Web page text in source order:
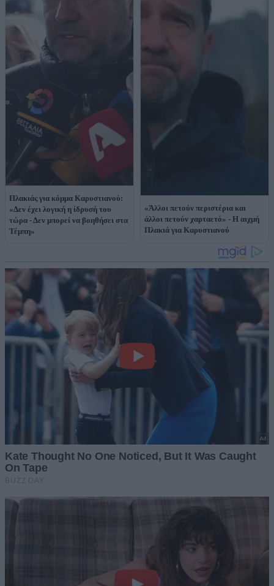
Πλακιάς για κόμμα Καρυστιανού:
«Δεν έχει λογική η ίδρυσή του
τώρα - Δεν μπορεί να βοηθήσει στα
Τέμπη»
«Άλλοι πετούν περιστέρια και
άλλοι πετούν χαρταετό» - Η αιχμή
Πλακιά για Καρυστιανού